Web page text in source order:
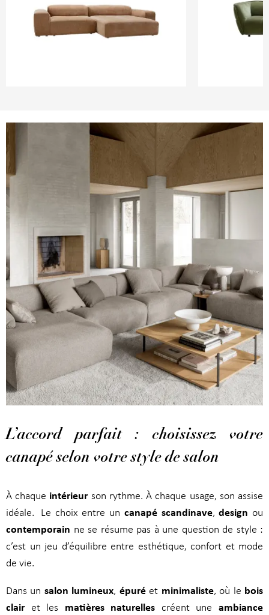
L’accord parfait : choisissez votre
canapé selon votre style de salon
À chaque intérieurson rythme. À chaque usage, son assise
idéale. Le choix entre un canapé scandinave,design ou
contemporain ne se résume pas à une question de style :
c’est un jeu d’équilibre entre esthétique, confort et mode
de vie.
Dans un salon lumineux, épuréet minimaliste, où le bois
clair et les matières naturelles créent uneambiance